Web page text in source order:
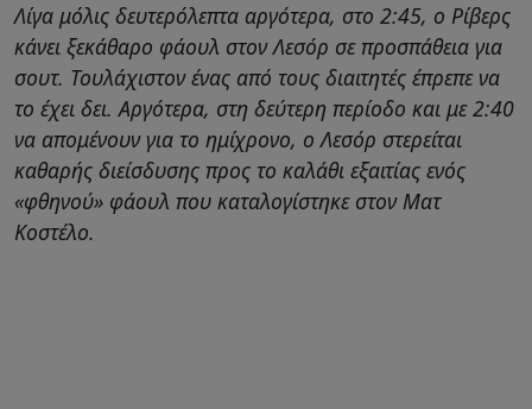
Λίγα μόλις δευτερόλεπτα αργότερα, στο 2:45, ο Ρίβερς
κάνει ξεκάθαρο φάουλ στον Λεσόρ σε προσπάθεια για
σουτ. Τουλάχιστον ένας από τους διαιτητές έπρεπε να
το έχει δει. Αργότερα, στη δεύτερη περίοδο και με 2:40
να απομένουν για το ημίχρονο, ο Λεσόρ στερείται
καθαρής διείσδυσης προς το καλάθι εξαιτίας ενός
«φθηνού» φάουλ που καταλογίστηκε στον Ματ
Κοστέλο.